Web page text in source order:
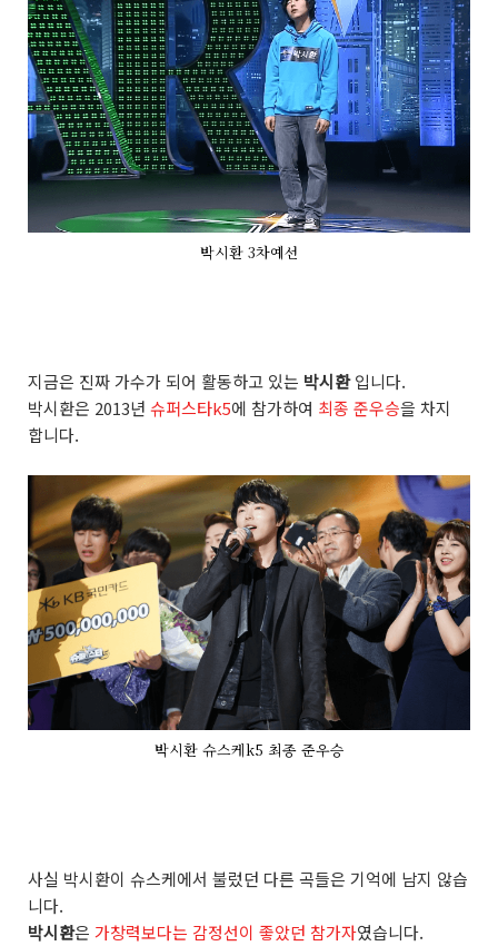
박시환 3차예선
지금은 진짜 가수가 되어 활동하고 있는 박시환입니다.
박시환은 2013년 슈퍼스타k5에 참가하여 최종 준우승을 차지
합니다.
박시환 슈스케k5 최종 준우승
사실 박시환이 슈스케에서 불렀던 다른 곡들은 기억에 남지 않습
니다.
박시환은 가창력보다는 감정선이 좋았던 참가자였습니다.